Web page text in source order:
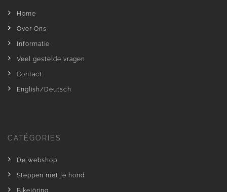
Home
Over Ons
Informatie
Veel gestelde vragen
Contact
English/Deutsch
CATÉGORIES
De webshop
Steppen met je hond
Bikejöring